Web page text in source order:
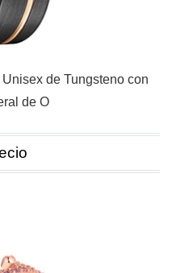
de Tungsteno con
de O